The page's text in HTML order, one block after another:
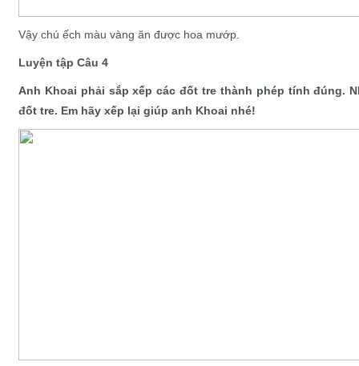
Vậy chú ếch màu vàng ăn được hoa mướp.
Luyện tập Câu 4
Anh Khoai phải sắp xếp các đốt tre thành phép tính đúng.
đốt tre. Em hãy xếp lại giúp anh Khoai nhé!